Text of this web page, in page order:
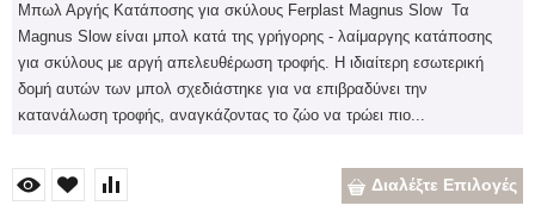
Μπωλ Αργής Κατάποσης για σκύλους Ferplast Magnus Slow Τα
Magnus Slow είναι μπολ κατά της γρήγορης - λαίμαργης κατάποσης
για σκύλους με αργή απελευθέρωση τροφής. Η ιδιαίτερη εσωτερική
δομή αυτών των μπολ σχεδιάστηκε για να επιβραδύνει την
κατανάλωση τροφής, αναγκάζοντας το ζώο να τρώει πιο...
Διαλέξτε Επιλογές